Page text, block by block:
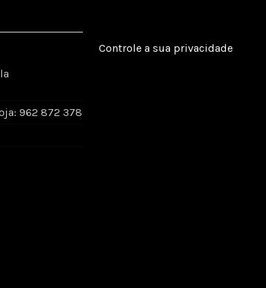
962 872 378
Controle a sua privacidade